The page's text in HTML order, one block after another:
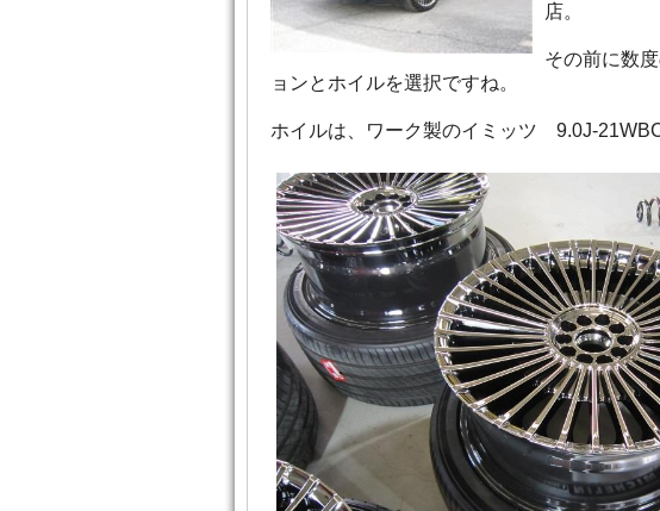
店。
その前に数
ョンとホイルを選択ですね。
ホイルは、ワーク製のイミッツ 9.0J-21WBC